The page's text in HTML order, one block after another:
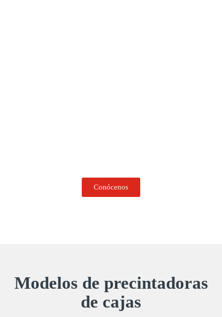
Conócenos
Modelos de precintadoras
de cajas